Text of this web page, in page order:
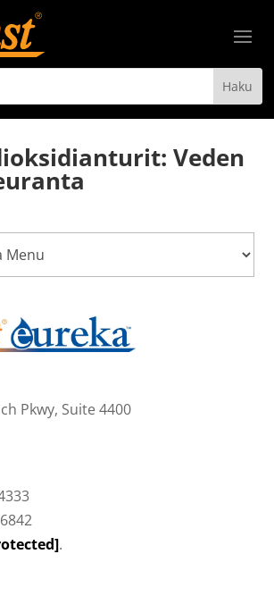
Veden
Pkwy, Suite 4400
.